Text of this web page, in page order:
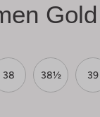
Gold
38 38½ 39